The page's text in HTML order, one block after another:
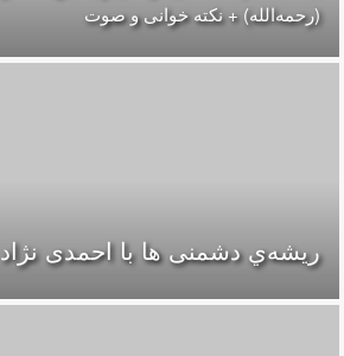
(رحمه‌الله) + نکته خوانی و صوت
ریشه‌ي دشمنی ها با احمدی نژاد